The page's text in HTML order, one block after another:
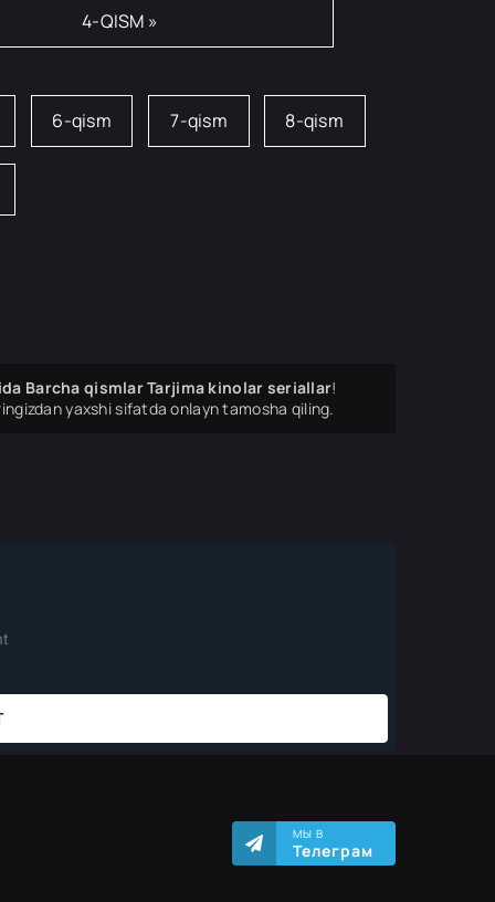
4-QISM »
6-qism 7-qism 8-qism
Barcha qismlar Tarjima kinolar seriallar!
yaxshi sifatda onlayn tamosha qiling.
МЫ В
Телеграм